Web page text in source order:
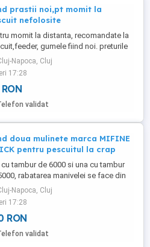
prastii noi,pt momit la
nefolosite
momit la distanta, recomandate la
gumele fiind noi. preturile
intre 60 si 80 de lei. sunt de buna
si foarte rezistente.
Napoca, Cluj
17:28
validat
doua mulinete marca MIFINE
pentru pescuitul la crap
cu tambur de 6000 si una cu tambur
rabatarea manivelei se face din
Sunt echipate cu fir de 25 de mm.
in stare foarte buna, ca noi, fiind
la o singura partida de pescuit.
este pe bucata.,nu se vand
nu este negociabil.
Napoca, Cluj
17:28
RON
validat